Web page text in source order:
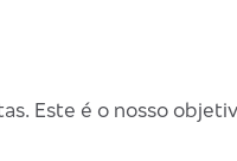
Este é o nosso